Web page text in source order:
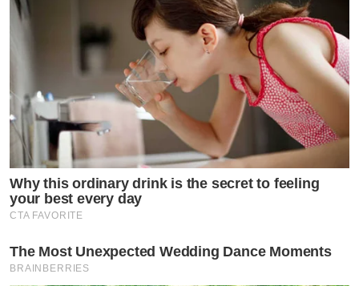
Why this ordinary drink is the secret to feeling
your best every day
CTA FAVORITE
The Most Unexpected Wedding Dance Moments
BRAINBERRIES